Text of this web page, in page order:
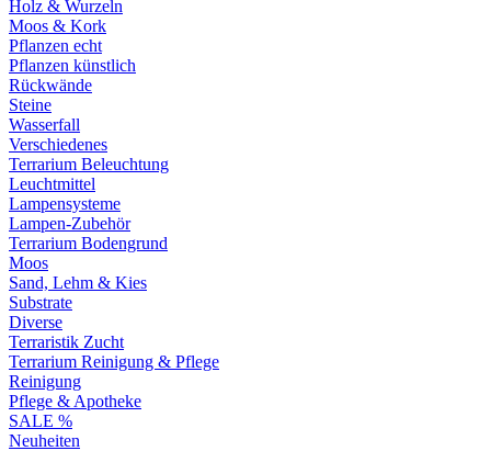
Holz & Wurzeln
Moos & Kork
Pflanzen echt
Pflanzen künstlich
Rückwände
Steine
Wasserfall
Verschiedenes
Terrarium Beleuchtung
Leuchtmittel
Lampensysteme
Lampen-Zubehör
Terrarium Bodengrund
Moos
Sand, Lehm & Kies
Substrate
Diverse
Terraristik Zucht
Terrarium Reinigung & Pflege
Reinigung
Pflege & Apotheke
SALE %
Neuheiten